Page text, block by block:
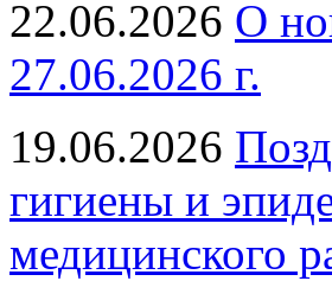
22.06.2026 О
27.06.2026 г.
19.06.2026
гигиены и
медицинского